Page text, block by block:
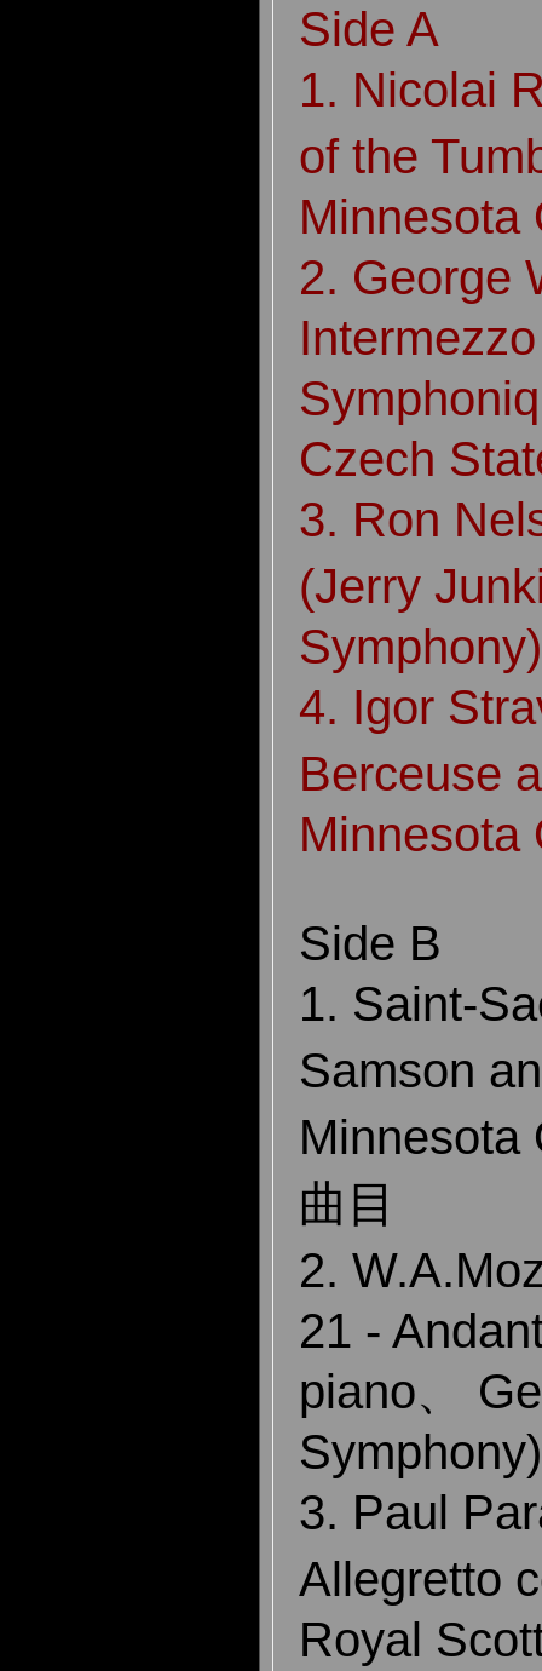
Side A
1. Nicolai
of the
Minnesota
2. George
Czech
3. Ron
(Jerry
Symphony)
4. Igor
Berceuse
Minnesota
Side B
1. Saint-
Samson
Minnesota
曲目
2.
21 -
piano、
Symphony)
3. Paul
Allegretto
Royal